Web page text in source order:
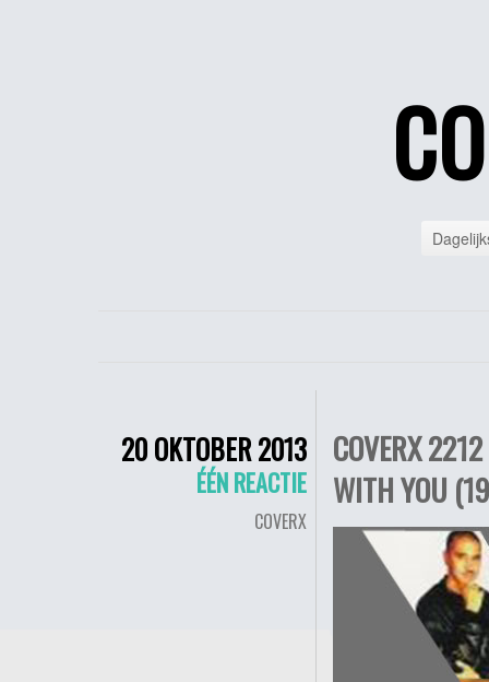
20 OKTOBER 2013
ÉÉN REACTIE
COVERX
COVERX
WITH YOU